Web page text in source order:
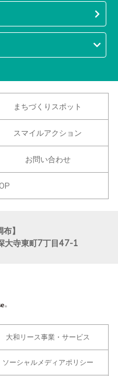
まちづくりスポット
スマイルアクション
お問い合わせ
】
大寺東町7丁目47-1
大和リース事業・サービス
ソーシャルメディアポリシー